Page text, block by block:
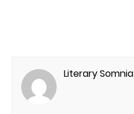
Literary Somnia